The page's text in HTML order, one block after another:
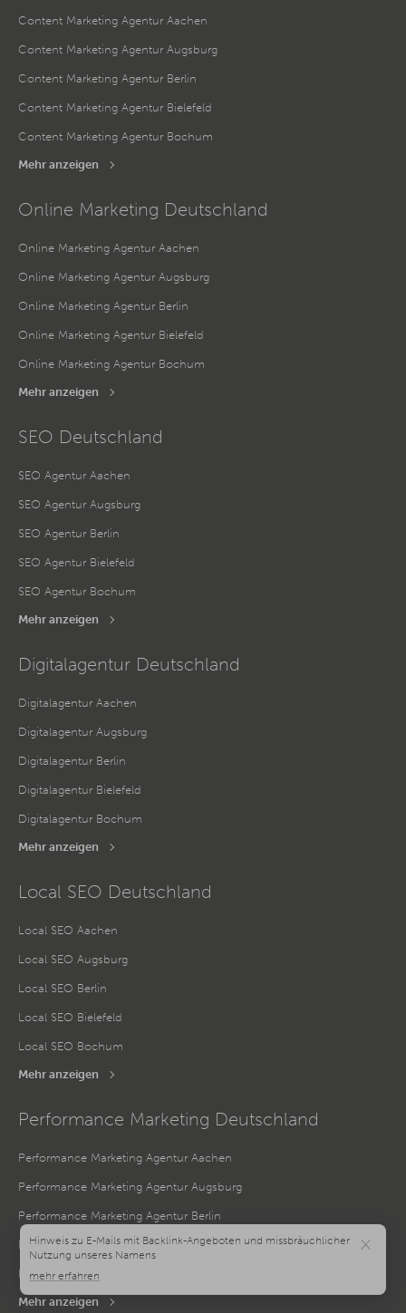
Content Marketing Agentur Aachen
Content Marketing Agentur Augsburg
Content Marketing Agentur Berlin
Content Marketing Agentur Bielefeld
Content Marketing Agentur Bochum
Mehr anzeigen
Online Marketing Deutschland
Online Marketing Agentur Aachen
Online Marketing Agentur Augsburg
Online Marketing Agentur Berlin
Online Marketing Agentur Bielefeld
Online Marketing Agentur Bochum
Mehr anzeigen
SEO Deutschland
SEO Agentur Aachen
SEO Agentur Augsburg
SEO Agentur Berlin
SEO Agentur Bielefeld
SEO Agentur Bochum
Mehr anzeigen
Digitalagentur Deutschland
Digitalagentur Aachen
Digitalagentur Augsburg
Digitalagentur Berlin
Digitalagentur Bielefeld
Digitalagentur Bochum
Mehr anzeigen
Local SEO Deutschland
Local SEO Aachen
Local SEO Augsburg
Local SEO Berlin
Local SEO Bielefeld
Local SEO Bochum
Mehr anzeigen
Performance Marketing Deutschland
Performance Marketing Agentur Aachen
Performance Marketing Agentur Augsburg
Performance Marketing Agentur Berlin
Performance Marketing Agentur Bielefeld
Performance Marketing Agentur Bochum
Mehr anzeigen
×